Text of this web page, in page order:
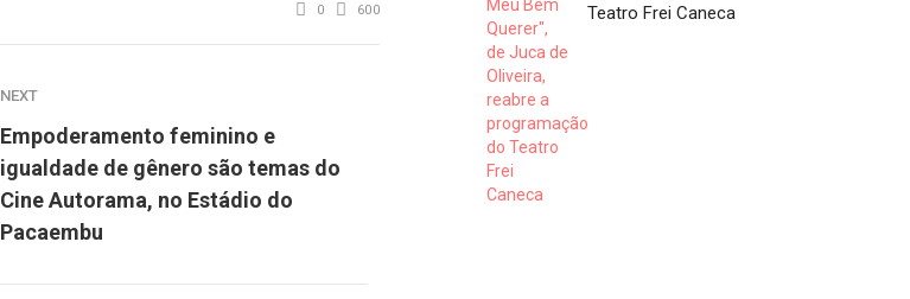
0 600
NEXT
Empoderamento feminino e
igualdade de gênero são temas do
Cine Autorama, no Estádio do
Pacaembu
Teatro Frei Caneca